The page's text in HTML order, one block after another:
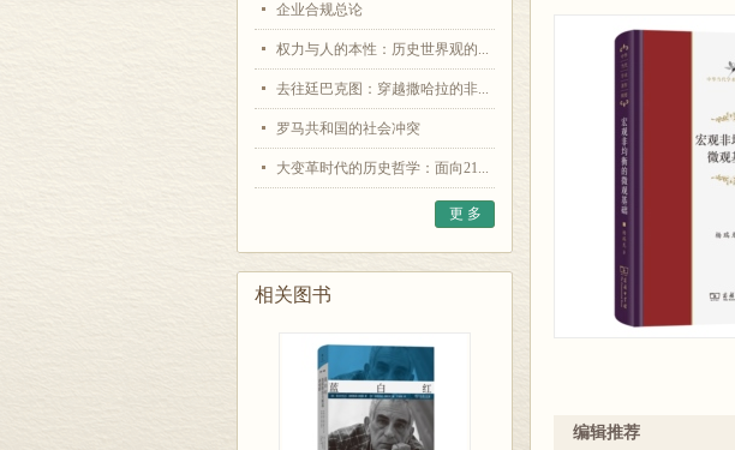
企业合规总论
权力与人的本性：历史世界观的...
去往廷巴克图：穿越撒哈拉的非...
罗马共和国的社会冲突
大变革时代的历史哲学：面向21...
更 多
相关图书
编辑推荐